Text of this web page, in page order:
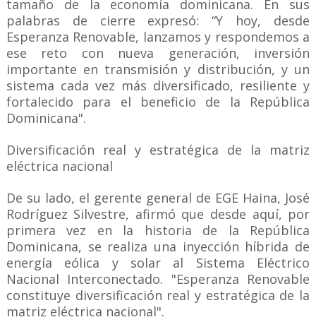
tamaño de la economía dominicana. En sus
palabras de cierre expresó: “Y hoy, desde
Esperanza Renovable, lanzamos y respondemos a
ese reto con nueva generación, inversión
importante en transmisión y distribución, y un
sistema cada vez más diversificado, resiliente y
fortalecido para el beneficio de la República
Dominicana".
Diversificación real y estratégica de la matriz
eléctrica nacional
De su lado, el gerente general de EGE Haina, José
Rodríguez Silvestre, afirmó que desde aquí, por
primera vez en la historia de la República
Dominicana, se realiza una inyección híbrida de
energía eólica y solar al Sistema Eléctrico
Nacional Interconectado. "Esperanza Renovable
constituye diversificación real y estratégica de la
matriz eléctrica nacional".